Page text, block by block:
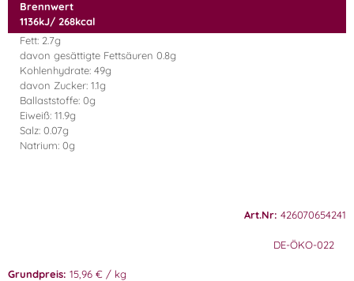
Brennwert
1136kJ/ 268kcal
Fett: 2.7g
davon gesättigte Fettsäuren 0.8g
Kohlenhydrate: 49g
davon Zucker: 1.1g
Ballaststoffe: 0g
Eiweiß: 11.9g
Salz: 0.07g
Natrium: 0g
Art.Nr: 426070654241
DE-ÖKO-022
Grundpreis: 15,96 € / kg